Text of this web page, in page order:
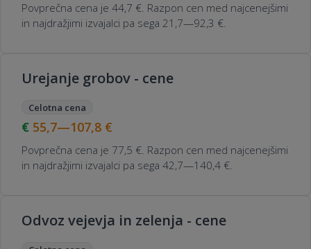
Povprečna cena je 44,7 €. Razpon cen med najcenejšimi
in najdražjimi izvajalci pa sega 21,7—92,3 €.
Urejanje grobov - cene
Celotna cena
55,7—107,8 €
Povprečna cena je 77,5 €. Razpon cen med najcenejšimi
in najdražjimi izvajalci pa sega 42,7—140,4 €.
Odvoz vejevja in zelenja - cene